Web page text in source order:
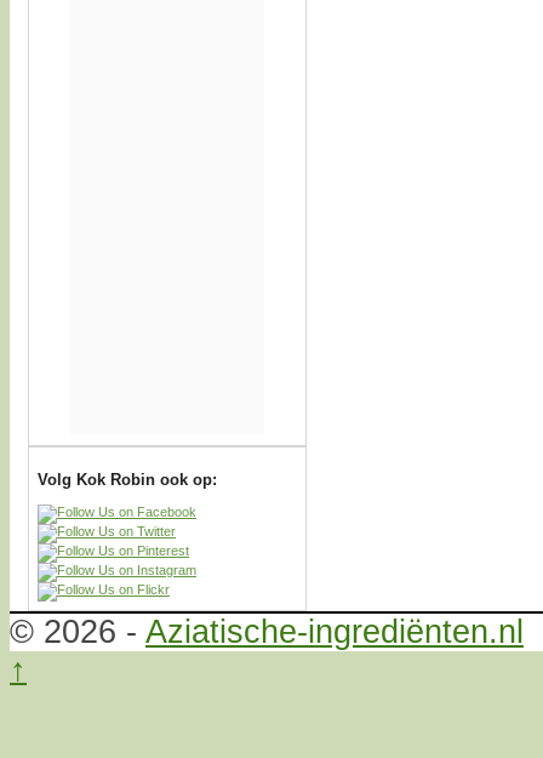
Volg Kok Robin ook op:
© 2026 - Aziatische-ingrediënten.nl
↑